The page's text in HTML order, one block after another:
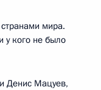
мира.
у кого не было
Денис Мацуев,